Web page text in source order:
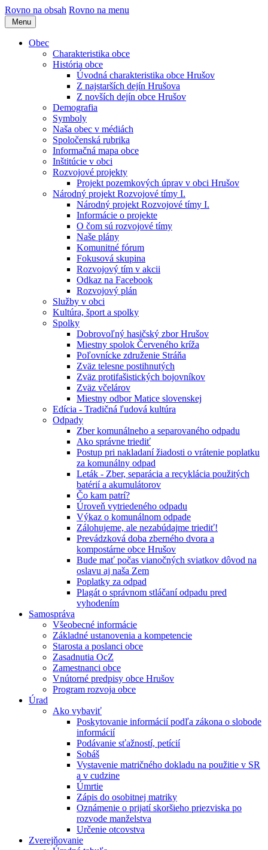
Rovno na obsah Rovno na menu
Menu
Obec
Charakteristika obce
História obce
Úvodná charakteristika obce Hrušov
Z najstarších dejín Hrušova
Z novších dejín obce Hrušov
Demografia
Symboly
Naša obec v médiách
Spoločenská rubrika
Informačná mapa obce
Inštitúcie v obci
Rozvojové projekty
Projekt pozemkových úprav v obci Hrušov
Národný projekt Rozvojové tímy I.
Národný projekt Rozvojové tímy I.
Informácie o projekte
O čom sú rozvojové tímy
Naše plány
Komunitné fórum
Fokusová skupina
Rozvojový tím v akcii
Odkaz na Facebook
Rozvojový plán
Služby v obci
Kultúra, šport a spolky
Spolky
Dobrovoľný hasičský zbor Hrušov
Miestny spolok Červeného kríža
Poľovnícke združenie Stráňa
Zväz telesne postihnutých
Zväz protifašistických bojovníkov
Zväz včelárov
Miestny odbor Matice slovenskej
Edícia - Tradičná ľudová kultúra
Odpady
Zber komunálneho a separovaného odpadu
Ako správne triediť
Postup pri nakladaní žiadosti o vrátenie poplatku
za komunálny odpad
Leták - Zber, separácia a recyklácia použitých
batérií a akumulátorov
Čo kam patrí?
Úroveň vytriedeného odpadu
Výkaz o komunálnom odpade
Zálohujeme, ale nezabúdajme triediť!
Prevádzková doba zberného dvora a
kompostárne obce Hrušov
Bude mať počas vianočných sviatkov dôvod na
oslavu aj naša Zem
Poplatky za odpad
Plagát o správnom stláčaní odpadu pred
vyhodením
Samospráva
Všeobecné informácie
Základné ustanovenia a kompetencie
Starosta a poslanci obce
Zasadnutia OcZ
Zamestnanci obce
Vnútorné predpisy obce Hrušov
Program rozvoja obce
Úrad
Ako vybaviť
Poskytovanie informácií podľa zákona o slobode
informácií
Podávanie sťažností, petícií
Sobáš
Vystavenie matričného dokladu na použitie v SR
a v cudzine
Úmrtie
Zápis do osobitnej matriky
Oznámenie o prijatí skoršieho priezviska po
rozvode manželstva
Určenie otcovstva
Zverejňovanie